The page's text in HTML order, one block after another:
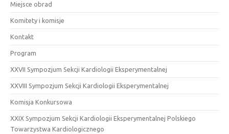
Miejsce obrad
Komitety i komisje
Kontakt
Program
XXVII Sympozjum Sekcji Kardiologii Eksperymentalnej
XXVIII Sympozjum Sekcji Kardiologii Eksperymentalnej
Komisja Konkursowa
XXIX Sympozjum Sekcji Kardiologii Eksperymentalnej Polskiego
Towarzystwa Kardiologicznego